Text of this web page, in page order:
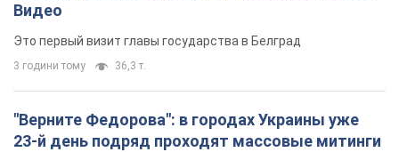
Видео
Это первый визит главы государства в Белград
3 години тому 36,3 т.
"Верните Федорова": в городах Украины уже
23-й день подряд проходят массовые митинги